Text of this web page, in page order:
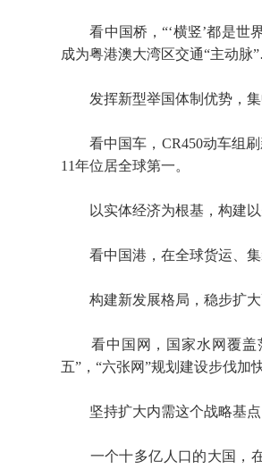
看中国桥，“‘横竖’都是世界
成为粤港澳大湾区交通“主动
发挥新型举国体制优势，集
看中国车，CR450动车组刷
11年位居全球第一。
以实体经济为根基，构建以
看中国港，在全球货运、集
构建新发展格局，稳步扩大
看中国网，国家水网覆盖
五”，“六张网”规划建设步伐加快
坚持扩大内需这个战略基点
一个十多亿人口的大国，在